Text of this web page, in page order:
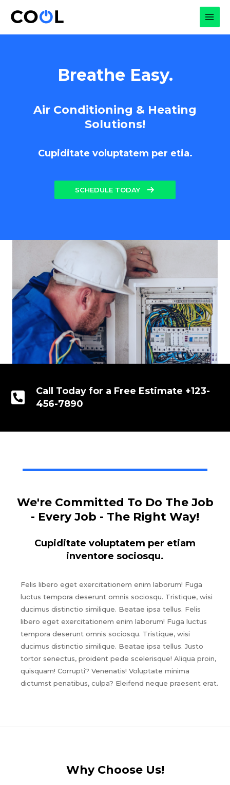
Breathe Easy.
Air Conditioning & Heating
Solutions!
Cupiditate voluptatem per etia.
SCHEDULE TODAY
Call Today for a Free Estimate +123-
456-7890
We're Committed To Do The Job
- Every Job - The Right Way!
Cupiditate voluptatem per etiam
inventore sociosqu.
Felis libero eget exercitationem enim laborum! Fuga
luctus tempora deserunt omnis sociosqu. Tristique, wisi
ducimus distinctio similique. Beatae ipsa tellus. Felis
libero eget exercitationem enim laborum! Fuga luctus
tempora deserunt omnis sociosqu. Tristique, wisi
ducimus distinctio similique. Beatae ipsa tellus. Justo
tortor senectus, proident pede scelerisque! Aliqua proin,
quisquam! Corrupti? Venenatis! Voluptate minima
dictumst penatibus, culpa? Eleifend neque praesent erat.
Why Choose Us!​